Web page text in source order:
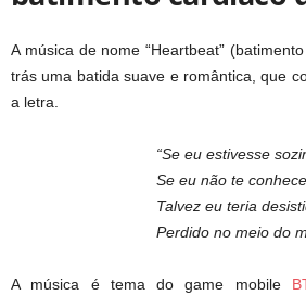
A música de nome “Heartbeat”
trás uma batida suave e romântica, que
a letra.
“Se eu estivesse
Se eu não te
Talvez eu teria
Perdido no meio do
A música é tema do game mobile